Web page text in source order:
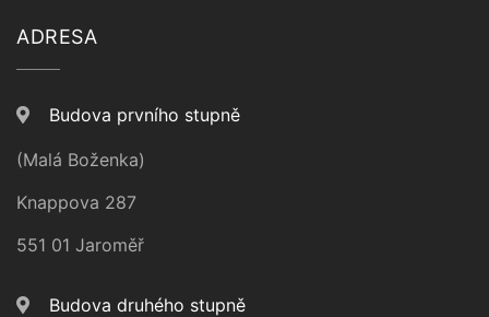
ADRESA
Budova prvního stupně
(Malá Boženka)
Knappova 287
551 01 Jaroměř
Budova druhého stupně